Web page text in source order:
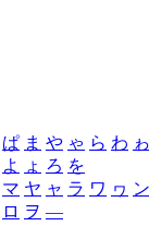
ぱ ま や ゃ ら わ ゎ
よ ょ ろ を
マ ヤ ャ ラ ワ ヮ ン
ロ ヲ ―